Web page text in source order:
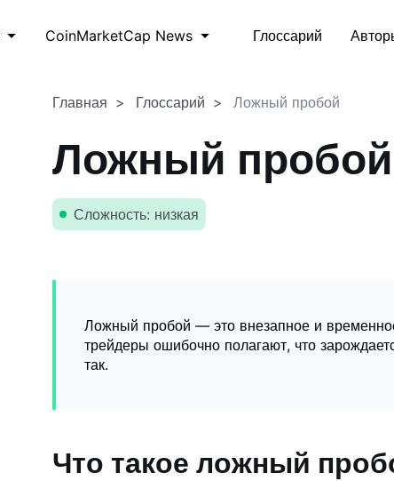
CoinMarketCap News Глоссарий
Главная Глоссарий Ложный пробой
Ложный пробой
Сложность: низкая
Ложный пробой — это внезапное и
трейдеры ошибочно полагают, что
так.
Что такое ложный